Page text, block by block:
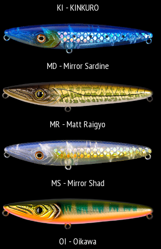
KI - KINKURO
MD - Mirror Sardine
MR - Matt Raigyo
MS - Mirror Shad
OI - Oikawa